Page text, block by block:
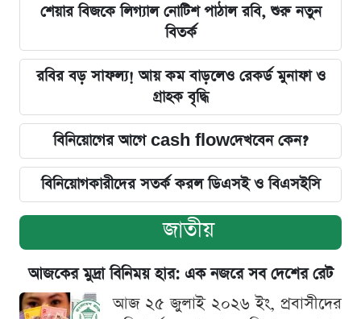
শেয়ার বিজকে লিগ্যাল নোটিশ পাঠাল রবি, শুরু নতুন
বিতর্ক
রবির বড় সাফল্য! আয় কম বাড়লেও রেকর্ড মুনাফা ও
গ্রাহক বৃদ্ধি
বিনিয়োগের আগে cash flowদেখবেন কেন?
বিনিয়োগকারীদের সতর্ক করল ডিএসই ও বিএসইসি
জাতীয়
আজকের মুদ্রা বিনিময় হার: এক নজরে সব দেশের রেট
আজ ২৫ জুলাই ২০২৬ ইং, প্রবাসীদের